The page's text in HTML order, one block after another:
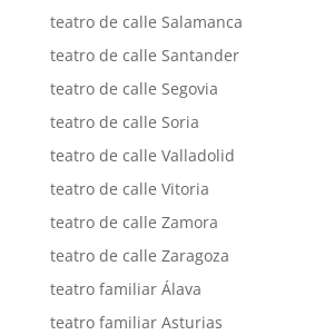
teatro de calle Salamanca
teatro de calle Santander
teatro de calle Segovia
teatro de calle Soria
teatro de calle Valladolid
teatro de calle Vitoria
teatro de calle Zamora
teatro de calle Zaragoza
teatro familiar Álava
teatro familiar Asturias